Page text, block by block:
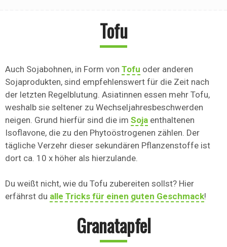
Tofu
Auch Sojabohnen, in Form von Tofu oder anderen
Sojaprodukten, sind empfehlenswert für die Zeit nach
der letzten Regelblutung. Asiatinnen essen mehr Tofu,
weshalb sie seltener zu Wechseljahresbeschwerden
neigen. Grund hierfür sind die im Soja enthaltenen
Isoflavone, die zu den Phytoöstrogenen zählen. Der
tägliche Verzehr dieser sekundären Pflanzenstoffe ist
dort ca. 10 x höher als hierzulande.
Du weißt nicht, wie du Tofu zubereiten sollst? Hier
erfährst du alle Tricks für einen guten Geschmack!
Granatapfel